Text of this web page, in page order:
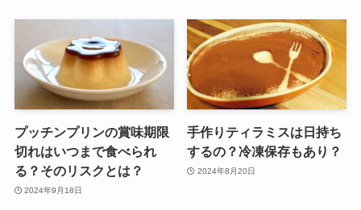
プッチンプリンの賞味期限
切れはいつまで食べられ
る？そのリスクとは？
2024年9月18日
手作りティラミスは日持ち
するの？冷凍保存もあり？
2024年8月20日